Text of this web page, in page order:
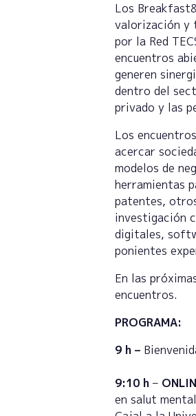
Los
valorización y
por la Red
encuentros
generen
dentro del
privado y las
Los
acercar
modelos de
herramientas
patentes,
investigación
digitales,
ponientes
En las
encuentros.
PROGRAMA:
9 h –
9:10 h –
en salut